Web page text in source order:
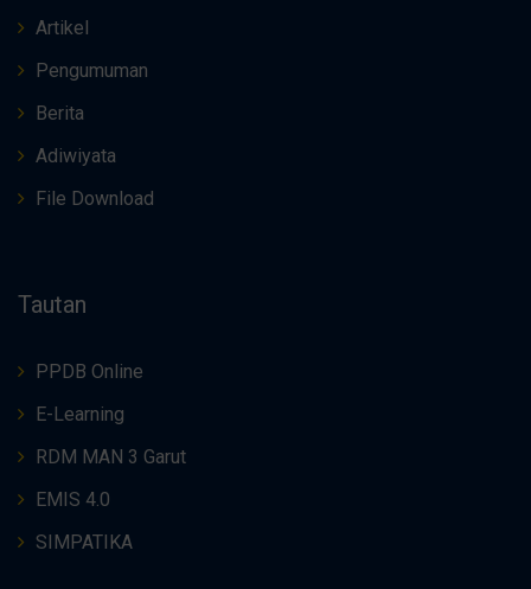
Artikel
Pengumuman
Berita
Adiwiyata
File Download
Tautan
PPDB Online
E-Learning
RDM MAN 3 Garut
EMIS 4.0
SIMPATIKA